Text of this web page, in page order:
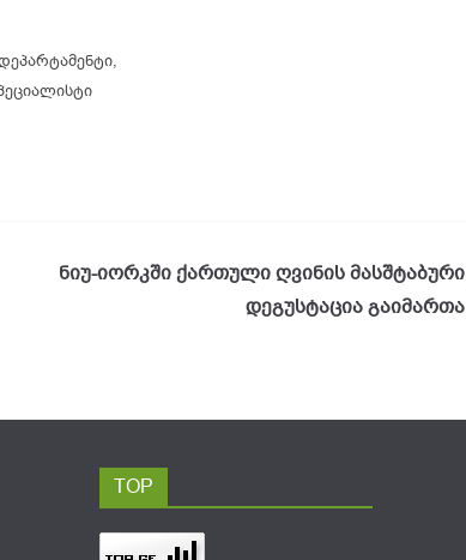
ნიუ-იორკში ქართული ღვინის მასშტაბური
დეგუსტაცია გაიმართა
TOP